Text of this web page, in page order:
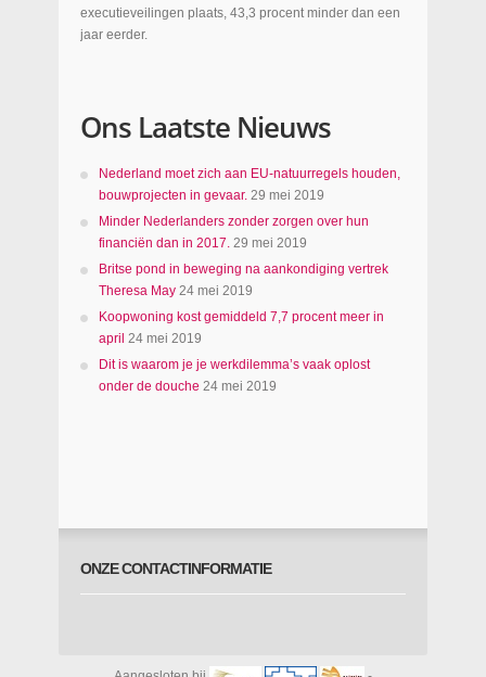
executieveilingen plaats, 43,3 procent minder dan een
jaar eerder.
Ons Laatste Nieuws
Nederland moet zich aan EU-natuurregels houden,
bouwprojecten in gevaar. 29 mei 2019
Minder Nederlanders zonder zorgen over hun
financiën dan in 2017. 29 mei 2019
Britse pond in beweging na aankondiging vertrek
Theresa May 24 mei 2019
Koopwoning kost gemiddeld 7,7 procent meer in
april 24 mei 2019
Dit is waarom je je werkdilemma’s vaak oplost
onder de douche 24 mei 2019
ONZE CONTACTINFORMATIE